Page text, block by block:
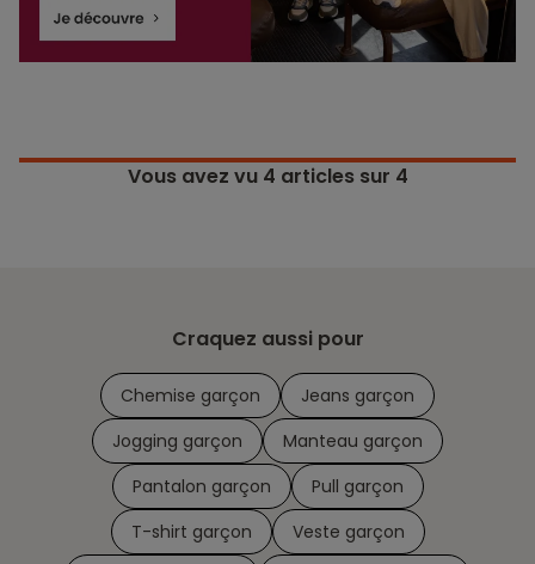
Vous avez vu 4 articles sur 4
Craquez aussi pour
Chemise garçon
Jeans garçon
Jogging garçon
Manteau garçon
Pantalon garçon
Pull garçon
T-shirt garçon
Veste garçon